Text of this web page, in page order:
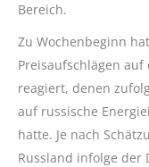
Bereich.
Zu Wochenbeginn
Preisaufschlägen
reagiert, denen
auf russische
hatte. Je nach
Russland infolge der